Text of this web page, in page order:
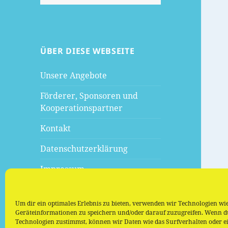
Um dir ein optimales Erlebnis zu bieten, verwenden wir Technologien
Geräteinformationen zu speichern und/oder darauf zuzugreifen. Wenn
Technologien zustimmst, können wir Daten wie das Surfverhalten oder
ÜBER DIESE WEBSEITE
Unsere Angebote
Förderer, Sponsoren und
Kooperationspartner
Kontakt
Datenschutzerklärung
Impressum